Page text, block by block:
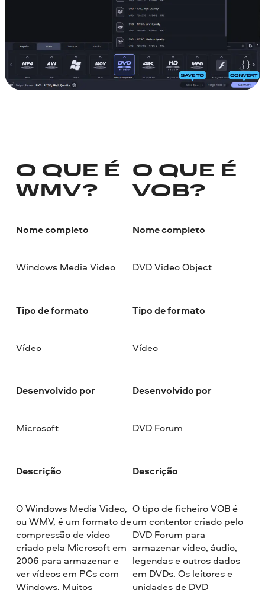
O QUE É
WMV?
Nome completo
Windows Media Video
Tipo de formato
Vídeo
Desenvolvido por
Microsoft
Descrição
O Windows Media Video,
ou WMV, é um formato de
compressão de vídeo
criado pela Microsoft em
2006 para armazenar e
ver vídeos em PCs com
Windows. Muitos
O QUE É
VOB?
Nome completo
DVD Video Object
Tipo de formato
Vídeo
Desenvolvido por
DVD Forum
Descrição
O tipo de ficheiro VOB é
um contentor criado pelo
DVD Forum para
armazenar vídeo, áudio,
legendas e outros dados
em DVDs. Os leitores e
unidades de DVD